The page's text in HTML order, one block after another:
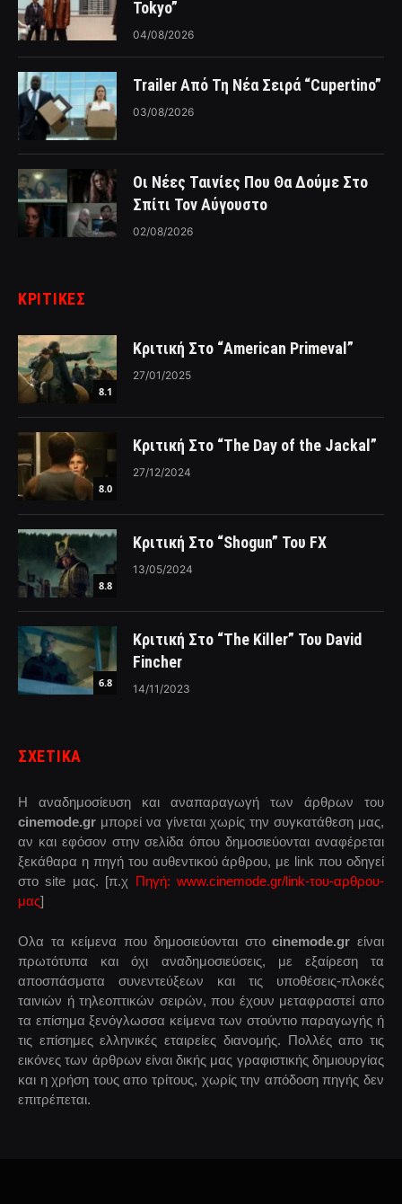
Tokyo”
04/08/2026
Trailer Από Τη Νέα Σειρά “Cupertino”
03/08/2026
Οι Νέες Ταινίες Που Θα Δούμε Στο
Σπίτι Τον Αύγουστο
02/08/2026
ΚΡΙΤΙΚΈΣ
8.1
Κριτική Στο “American Primeval”
27/01/2025
8.0
Κριτική Στο “The Day of the Jackal”
27/12/2024
8.8
Κριτική Στο “Shogun” Του FX
13/05/2024
6.8
Κριτική Στο “The Killer” Του David
Fincher
14/11/2023
ΣΧΕΤΙΚΑ
Η αναδημοσίευση και αναπαραγωγή των άρθρων του
cinemode.gr μπορεί να γίνεται χωρίς την συγκατάθεση μας,
αν και εφόσον στην σελίδα όπου δημοσιεύονται αναφέρεται
ξεκάθαρα η πηγή του αυθεντικού άρθρου, με link που οδηγεί
στο site μας. [π.χ Πηγή: www.cinemode.gr/link-του-αρθρου-
μας]
Ολα τα κείμενα που δημοσιεύονται στοcinemode.gr είναι
πρωτότυπα και όχι αναδημοσιεύσεις, με εξαίρεση τα
αποσπάσματα συνεντεύξεων και τις υποθέσεις-πλοκές
ταινιών ή τηλεοπτικών σειρών, που έχουν μεταφραστεί απο
τα επίσημα ξενόγλωσσα κείμενα των στούντιο παραγωγής ή
τις επίσημες ελληνικές εταιρείες διανομής. Πολλές απο τις
εικόνες των άρθρων είναι δικής μας γραφιστικής δημιουργίας
και η χρήση τους απο τρίτους, χωρίς την απόδοση πηγής δεν
επιτρέπεται.